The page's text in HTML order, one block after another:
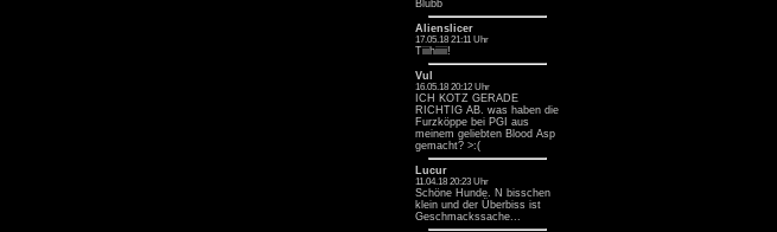
Blubb
Alienslicer
17.05.18 21:11 Uhr
Tiiihiiiii!
Vul
16.05.18 20:12 Uhr
ICH KOTZ GERADE
RICHTIG AB. was haben die
Furzköppe bei PGI aus
meinem geliebten Blood Asp
gemacht? >:(
Lucur
11.04.18 20:23 Uhr
Schöne Hunde. N bisschen
klein und der Überbiss ist
Geschmackssache...